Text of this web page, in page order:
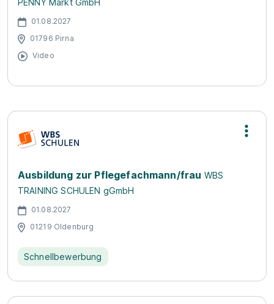
PENNY Markt GmbH
01.08.2027
01796 Pirna
Video
Ausbildung zur Pflegefachmann/frau WBS
TRAINING SCHULEN gGmbH
01.08.2027
01219 Oldenburg
Schnellbewerbung